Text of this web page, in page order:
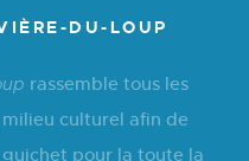
DU-LOUP
rassemble tous les
culturel afin de
pour la toute la